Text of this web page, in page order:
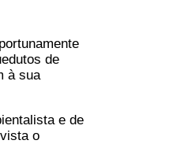
de
à sua
e de
o